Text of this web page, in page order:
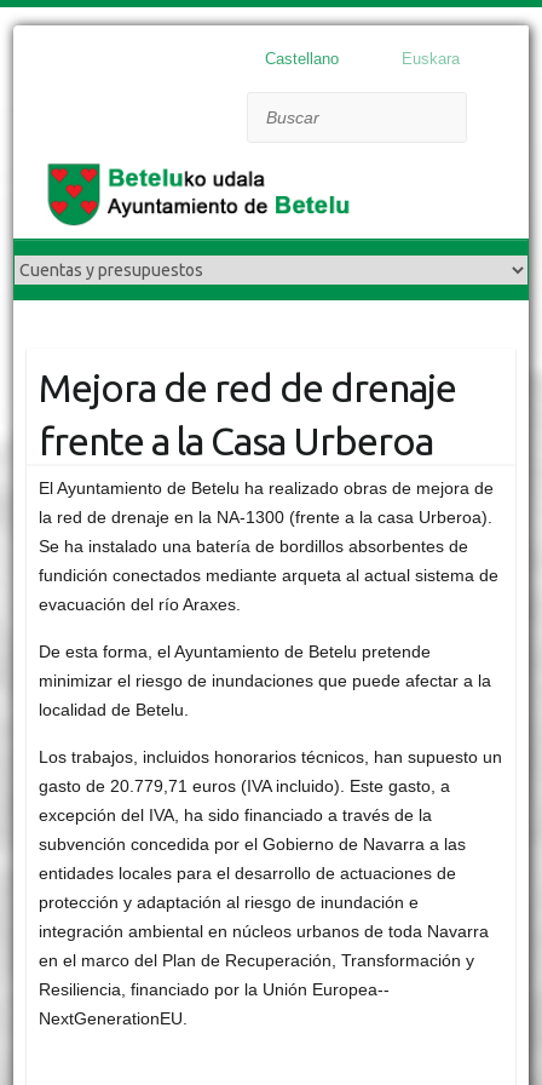
Castellano Euskara
Mejora de red de drenaje
frente a la Casa Urberoa
El Ayuntamiento de Betelu ha realizado obras de mejora de
la red de drenaje en la NA-1300 (frente a la casa Urberoa).
Se ha instalado una batería de bordillos absorbentes de
fundición conectados mediante arqueta al actual sistema de
evacuación del río Araxes.
De esta forma, el Ayuntamiento de Betelu pretende
minimizar el riesgo de inundaciones que puede afectar a la
localidad de Betelu.
Los trabajos, incluidos honorarios técnicos, han supuesto un
gasto de 20.779,71 euros (IVA incluido). Este gasto, a
excepción del IVA, ha sido financiado a través de la
subvención concedida por el Gobierno de Navarra a las
entidades locales para el desarrollo de actuaciones de
protección y adaptación al riesgo de inundación e
integración ambiental en núcleos urbanos de toda Navarra
en el marco del Plan de Recuperación, Transformación y
Resiliencia, financiado por la Unión Europea-­
NextGenerationEU.